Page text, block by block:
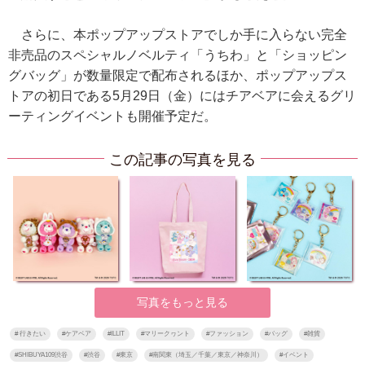
さらに、本ポップアップストアでしか手に入らない完全
非売品のスペシャルノベルティ「うちわ」と「ショッピン
グバッグ」が数量限定で配布されるほか、ポップアップス
トアの初日である5月29日（金）にはチアベアに会えるグリ
ーティングイベントも開催予定だ。
この記事の写真を見る
写真をもっと見る
#行きたい #ケアベア #ILLIT #マリークヮント #ファッション #バッグ #雑貨
#SHIBUYA109渋谷 #渋谷 #東京 #南関東（埼玉／千葉／東京／神奈川） #イベント